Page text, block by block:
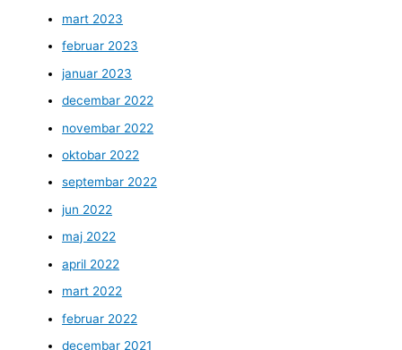
mart 2023
februar 2023
januar 2023
decembar 2022
novembar 2022
oktobar 2022
septembar 2022
jun 2022
maj 2022
april 2022
mart 2022
februar 2022
decembar 2021